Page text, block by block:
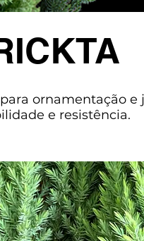
ornamentação e
e resistência.